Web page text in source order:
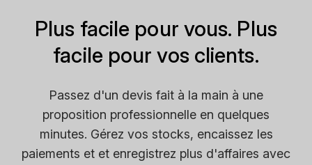
Plus facile pour vous. Plus
facile pour vos clients.
Passez d'un devis fait à la main à une
proposition professionnelle en quelques
minutes. Gérez vos stocks, encaissez les
paiements et et enregistrez plus d'affaires avec